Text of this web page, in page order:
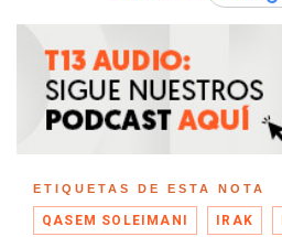
ETIQUETAS DE ESTA NOTA
QASEM SOLEIMANI IRAK